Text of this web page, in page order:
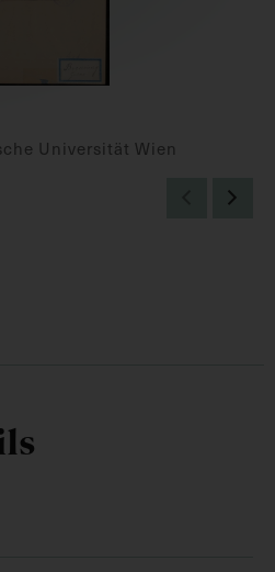
Universität Wien